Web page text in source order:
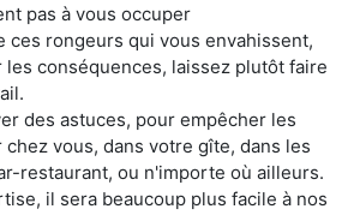
pas à vous occuper
ces rongeurs qui vous envahissent,
conséquences, laissez plutôt faire
des astuces, pour empêcher les
vous, dans votre gîte, dans les
restaurant, ou n'importe où ailleurs.
il sera beaucoup plus facile à nos